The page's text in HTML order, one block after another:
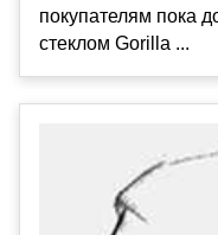
покупателям пока
стеклом Gorilla ...